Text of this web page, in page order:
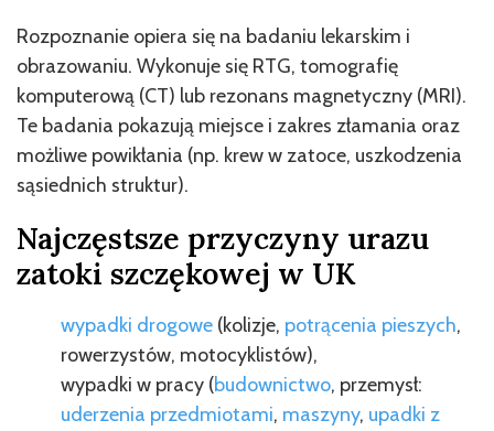
Rozpoznanie opiera się na badaniu lekarskim i
obrazowaniu. Wykonuje się RTG, tomografię
komputerową (CT) lub rezonans magnetyczny (MRI).
Te badania pokazują miejsce i zakres złamania oraz
możliwe powikłania (np. krew w zatoce, uszkodzenia
sąsiednich struktur).
Najczęstsze przyczyny urazu
zatoki szczękowej w UK
wypadki drogowe (kolizje, potrącenia pieszych,
rowerzystów, motocyklistów),
wypadki w pracy (budownictwo, przemysł:
uderzenia przedmiotami, maszyny, upadki z